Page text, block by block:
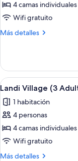
de
Landi
Village
and
children)
4 camas individuales
Wifi gratuito
Más detalles
Más
Village
(3
Adults
2
children)
Ver
todas
las
fotos
de
Landi
Village
10
Landi Village (3
1 habitación
4 personas
4 camas individuales
Wifi gratuito
Más detalles
Más